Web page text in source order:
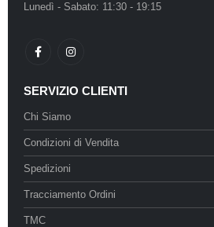
Lunedì - Sabato: 11:30 - 19:15
SERVIZIO CLIENTI
Chi Siamo
Condizioni di Vendita
Spedizioni
Tracciamento Ordini
TMC